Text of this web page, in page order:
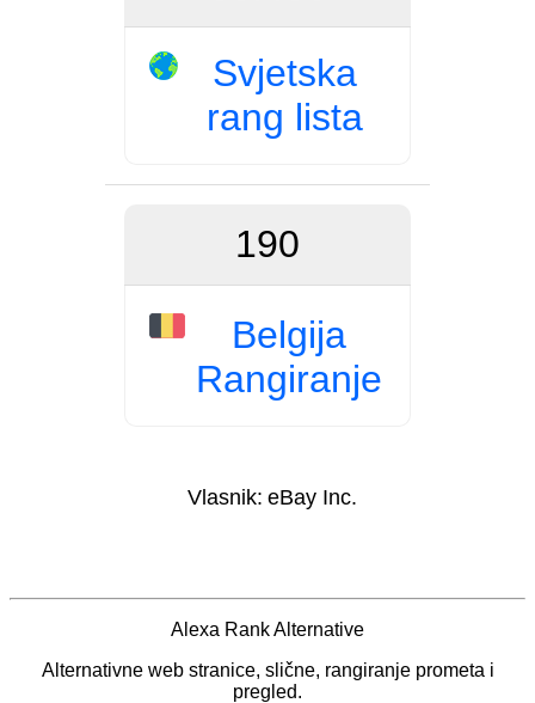
Svjetska
rang lista
190
Belgija
Rangiranje
Vlasnik: eBay Inc.
Alexa Rank Alternative
Alternativne web stranice, slične, rangiranje prometa i
pregled.